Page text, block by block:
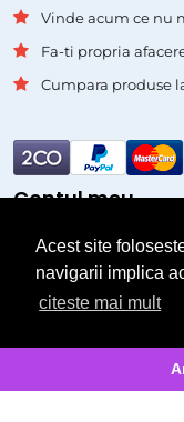
Acest site
navigarii implica
citeste mai mult
Vinde acum ce nu
Fa-ti propria
Cumpara produse
Contul meu
Autentificare
Inregistrare
Pagini
Asistenta
Cauta